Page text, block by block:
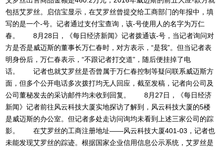
包括艾罗丝。启信宝显示，在艾罗丝曾提交给工商部门的年报中，填
写的是一个-号。记者通过支付宝查询，该-号使用人的名字为万仁
春。 8月28日，《每日经济新闻》记者拨通该-号，当记者询问对
方是否是威迈斯的董事长万仁春时，对方表示，“是我”。但当记者表
明身份后，万仁春表示，“不跟记者打交道”，随后便挂掉了电
话。 记者也就艾罗丝是否曾属于万仁春控制等疑问联系威迈斯方
面，但多个公开电话多次拨打均无人回应，截至发稿，记者向公司及
公司董秘发去的采访邮件均未收到回复。 8月27日，《每日经济
新闻》记者前往风云科技大厦实地探访了解到，风云科技大厦的5楼
是威迈斯的办公室。但记者多处走访问询均未看到上述三家公司的踪
影。 在艾罗丝的工商注册地址——风云科技大厦401-03，记者也
未能发现艾罗丝的踪迹。根据国家企业信用信息公示系统，艾罗丝是